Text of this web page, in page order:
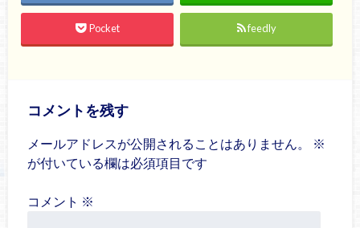
Pocket feedly
コメントを残す
メールアドレスが公開されることはありません。
※
が付いている欄は必須項目です
コメント ※